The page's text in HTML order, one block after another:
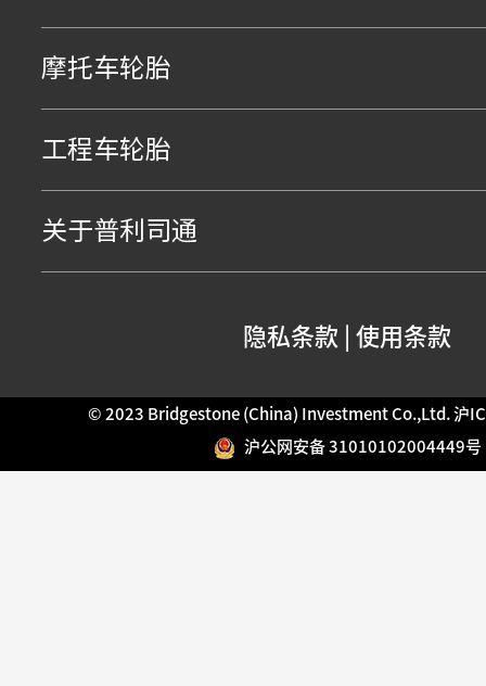
摩托车轮胎
工程车轮胎
关于普利司通
隐私条款 | 使用条款
© 2023 Bridgestone (China) Investment Co.,Ltd.沪
沪公网安备 31010102004449号